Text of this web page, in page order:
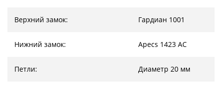
Верхний замок: Гардиан 1001
Нижний замок: Apecs 1423 AC
Петли: Диаметр 20 мм